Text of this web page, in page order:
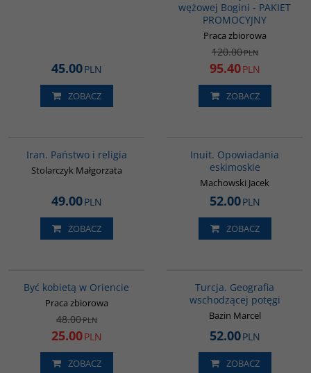
45.00PLN
ZOBACZ
wężowej Bogini - PAKIET
PROMOCYJNY
Praca zbiorowa
120.00PLN
95.40PLN
ZOBACZ
Iran. Państwo i religia
Stolarczyk Małgorzata
49.00PLN
ZOBACZ
Inuit. Opowiadania
eskimoskie
Machowski Jacek
52.00PLN
ZOBACZ
Być kobietą w Oriencie
Praca zbiorowa
48.00PLN
25.00PLN
ZOBACZ
Turcja. Geografia
wschodzącej potęgi
Bazin Marcel
52.00PLN
ZOBACZ